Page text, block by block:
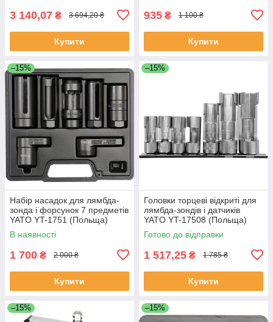
3 140,07 ₴ 3 694,20 ₴
Купити
935 ₴ 1 100 ₴
Купити
–15%
Набір насадок для лямбда-
зонда і форсунок 7 предметів
YATO YT-1751 (Польща)
В наявності
1 700 ₴ 2 000 ₴
Купити
–15%
Головки торцеві відкриті для
лямбда-зондів і датчиків
YATO YT-17508 (Польща)
Готово до відправки
1 517,25 ₴ 1 785 ₴
Купити
–15% –15%